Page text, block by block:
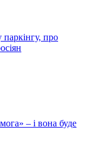
паркінгу, про
– і вона буде